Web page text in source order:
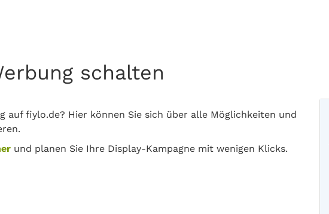
schalten
auf fiylo.de? Hier können Sie sich über alle Möglichkeiten und
und planen Sie Ihre Display-Kampagne mit wenigen Klicks.